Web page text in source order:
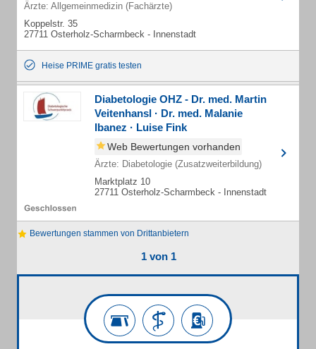
Ärzte: Allgemeinmedizin (Fachärzte)
Koppelstr. 35
27711 Osterholz-Scharmbeck - Innenstadt
Heise PRIME gratis testen
Diabetologie OHZ - Dr. med. Martin
Veitenhansl · Dr. med. Malanie
Ibanez · Luise Fink
Web Bewertungen vorhanden
Ärzte: Diabetologie (Zusatzweiterbildung)
Marktplatz 10
27711 Osterholz-Scharmbeck - Innenstadt
Bewertungen stammen von Drittanbietern
1 von 1